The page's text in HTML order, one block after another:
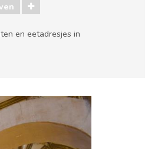
en eetadresjes in